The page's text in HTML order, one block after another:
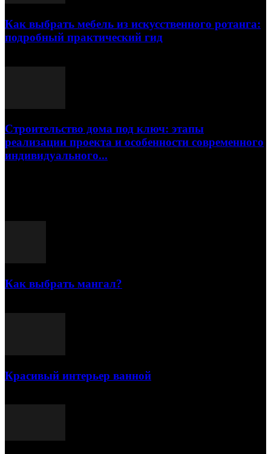
Как выбрать мебель из искусственного ротанга:
подробный практический гид
Строительство дома под ключ: этапы
реализации проекта и особенности современного
индивидуального...
Как выбрать мангал?
Красивый интерьер ванной